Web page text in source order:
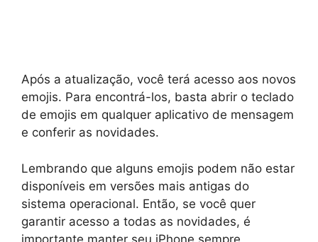
Após a atualização, você terá acesso aos novos
emojis. Para encontrá-los, basta abrir o teclado
de emojis em qualquer aplicativo de mensagem
e conferir as novidades.
Lembrando que alguns emojis podem não estar
disponíveis em versões mais antigas do
sistema operacional. Então, se você quer
garantir acesso a todas as novidades, é
importante manter seu iPhone sempre